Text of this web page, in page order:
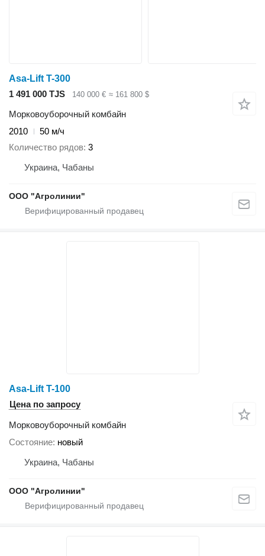
Asa-Lift T-300
1 491 000 TJS
140 000 € ≈ 161 800 $
Морковоуборочный комбайн
2010
50 м/ч
Количество рядов 3
Украина, Чабаны
ООО "Агролинии"
Asa-Lift T-100
Цена по запросу
Морковоуборочный комбайн
Состояние новый
Украина, Чабаны
ООО "Агролинии"